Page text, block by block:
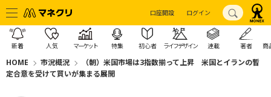
口座開設 ログイン
新着 人気 マーケット 特集 初心者 ライフデザイン 連載 著者 商
HOME 市況概況
（朝）米国市場は3指数揃って上昇 米国とイランの暫
定合意を受けて買いが集まる展開